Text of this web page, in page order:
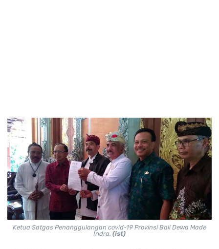
Ketua Satgas Penanggulangan covid-19 Provinsi Bali Dewa Made
Indra. (ist)